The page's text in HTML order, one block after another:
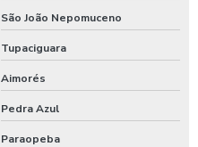
São João Nepomuceno
Tupaciguara
Aimorés
Pedra Azul
Paraopeba